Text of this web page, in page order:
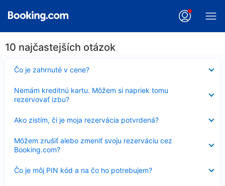
10 najčastejších otázok
Čo je zahrnuté v cene?
Nezobrazuje
sa
Nemám kreditnú kartu. Môžem si napriek tomu
rezervovať izbu?
sa
Ako zistím, či je moja rezervácia potvrdená?
sa
Môžem zrušiť alebo zmeniť svoju rezerváciu cez
Booking.com?
sa
Čo je môj PIN kód a na čo ho potrebujem?
Nezobrazuje
sa